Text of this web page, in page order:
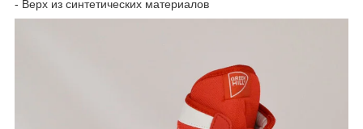
- Верх из синтетических материалов